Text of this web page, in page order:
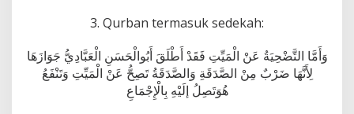
3. Qurban termasuk sedekah:
وَأَمَّا التَّضْحِيَةُ عَنْ الْمَيِّتِ فَقَدْ أَطْلَقَ أَبُوالْحَسَنِ الْعَبَّادِيُّ جَوَازَهَا
لِأَنَّهَا ضَرْبٌ مِنْ الصَّدَقَةِ وَالصَّدَقَةُ تَصِحُّ عَنْ الْمَيِّتِ وَتَنْفَعُ
هُوَتَصِلُ إلَيْهِ بِالْإِجْمَاعِ